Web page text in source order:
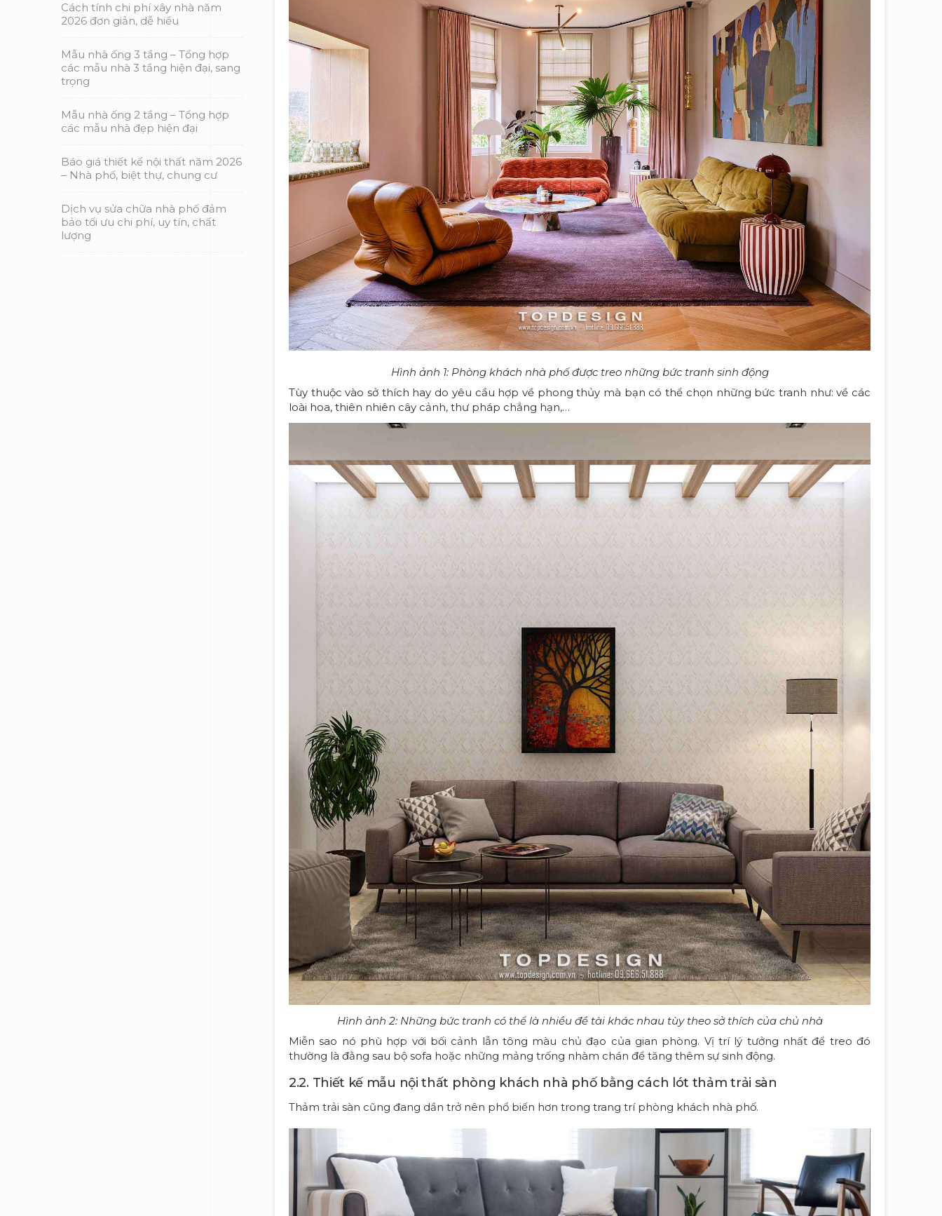
Hình ảnh 1: Phòng khách nhà phố được treo những bức tranh sinh động
Tùy thuộc vào sở thích hay do yêu cầu hợp về phong thủy mà bạn có thể chọn những bức tranh như: về các
loài hoa, thiên nhiên cây cảnh, thư pháp chẳng hạn,…
Hình ảnh 2: Những bức tranh có thể là nhiều đề tài khác nhau tùy theo sở thích của chủ nhà
Miễn sao nó phù hợp với bối cảnh lẫn tông màu chủ đạo của gian phòng. Vị trí lý tưởng nhất để treo đó
thường là đằng sau bộ sofa hoặc những mảng trống nhàm chán để tăng thêm sự sinh động.
2.2. Thiết kế mẫu nội thất phòng khách nhà phố bằng cách lót thảm trải sàn
Thảm trải sàn cũng đang dần trở nên phổ biến hơn trong trang trí phòng khách nhà phố.
Cách tính chi phí xây nhà năm
2026 đơn giản, dễ hiểu
Mẫu nhà ống 3 tầng – Tổng hợp
các mẫu nhà 3 tầng hiện đại, sang
trọng
Mẫu nhà ống 2 tầng – Tổng hợp
các mẫu nhà đẹp hiện đại
Báo giá thiết kế nội thất năm 2026
– Nhà phố, biệt thự, chung cư
Dịch vụ sửa chữa nhà phố đảm
bảo tối ưu chi phí, uy tín, chất
lượng